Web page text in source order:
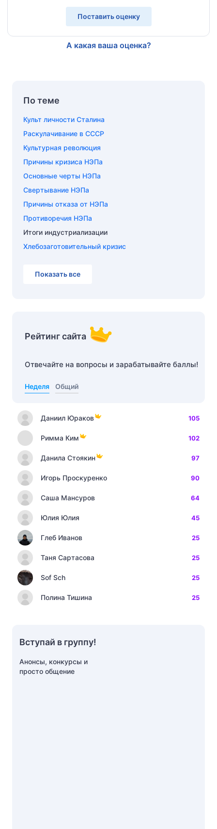
Поставить оценку
А какая ваша оценка?
По теме
Культ личности Сталина
Раскулачивание в СССР
Культурная революция
Причины кризиса НЭПа
Основные черты НЭПа
Свертывание НЭПа
Причины отказа от НЭПа
Противоречия НЭПа
Итоги индустриализации
Хлебозаготовительный кризис
Показать все
Рейтинг сайта
Отвечайте на вопросы и зарабатывайте баллы!
Неделя Общий
Даниил Юраков 105
Римма Ким 102
Данила Стоякин 97
Игорь Проскуренко 90
Саша Мансуров 64
Юлия Юлия 45
Глеб Иванов 25
Таня Сартасова 25
Sof Sch 25
Полина Тишина 25
Вступай в группу!
Анонсы, конкурсы и
просто общение